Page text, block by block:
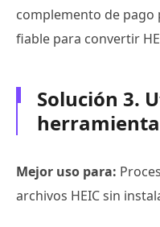
complemento de pago
fiable para convertir
Solución 3.
Mejor uso para:
archivos HEIC sin